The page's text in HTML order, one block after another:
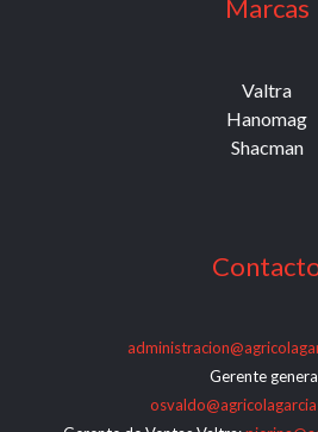
Marcas
Valtra
Hanomag
Shacman
Gerente